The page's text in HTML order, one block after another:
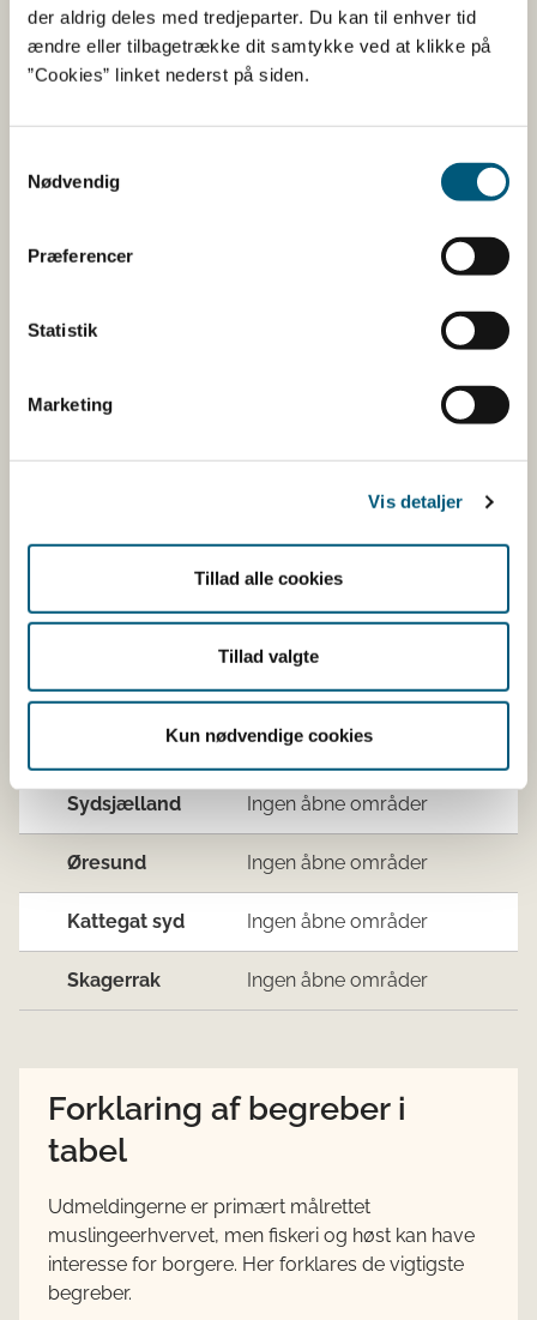
der aldrig deles med tredjeparter. Du kan til enhver tid
ændre eller tilbagetrække dit samtykke ved at klikke på
”Cookies” linket nederst på siden.
Nødvendig
Præferencer
Statistik
Marketing
Vis detaljer
Tillad alle cookies
Tillad valgte
Kun nødvendige cookies
Jyllands
østkyst syd for
Djursland og
Ingen åbne områder
Samsø bælt
Nord- og
(M.
(M.
Nordsøen og
vestkyst
Vestlig Østersø Ingen åbne områder
Sydsjælland Ingen åbne områder
Øresund Ingen åbne områder
Kattegat syd Ingen åbne områder
Skagerrak Ingen åbne områder
Forklaring af begreber i
tabel
Udmeldingerne er primært målrettet
muslingeerhvervet, men fiskeri og høst kan have
interesse for borgere. Her forklares de vigtigste
begreber.